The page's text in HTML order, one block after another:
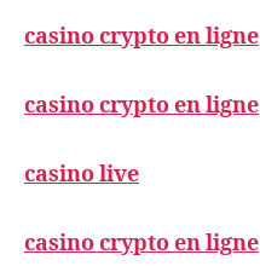
casino crypto en ligne
casino crypto en ligne
casino live
casino crypto en ligne